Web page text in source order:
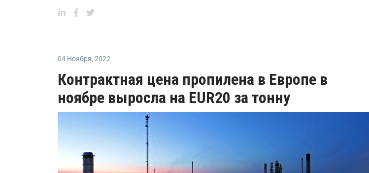
04 Ноября, 2022
Контрактная цена пропилена в Европе в
ноябре выросла на EUR20 за тонну